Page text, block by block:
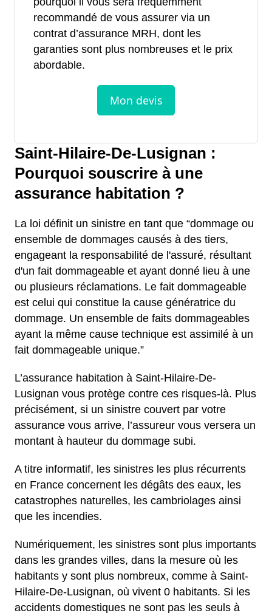
recommandé de vous assurer via un
contrat d’assurance MRH, dont les
garanties sont plus nombreuses et le prix
abordable.
Saint-Hilaire-De-Lusignan :
Pourquoi souscrire à une
assurance habitation ?
La loi définit un sinistre en tant que “dommage ou
ensemble de dommages causés à des tiers,
engageant la responsabilité de l'assuré, résultant
d'un fait dommageable et ayant donné lieu à une
ou plusieurs réclamations. Le fait dommageable
est celui qui constitue la cause génératrice du
dommage. Un ensemble de faits dommageables
ayant la même cause technique est assimilé à un
fait dommageable unique.”
L’assurance habitation à Saint-Hilaire-De-
Lusignan vous protège contre ces risques-là. Plus
précisément, si un sinistre couvert par votre
assurance vous arrive, l’assureur vous versera un
montant à hauteur du dommage subi.
A titre informatif, les sinistres les plus récurrents
en France concernent les dégâts des eaux, les
catastrophes naturelles, les cambriolages ainsi
que les incendies.
Numériquement, les sinistres sont plus importants
dans les grandes villes, dans la mesure où les
habitants y sont plus nombreux, comme à Saint-
Hilaire-De-Lusignan, où vivent 0 habitants. Si les
accidents domestiques ne sont pas les seuls à